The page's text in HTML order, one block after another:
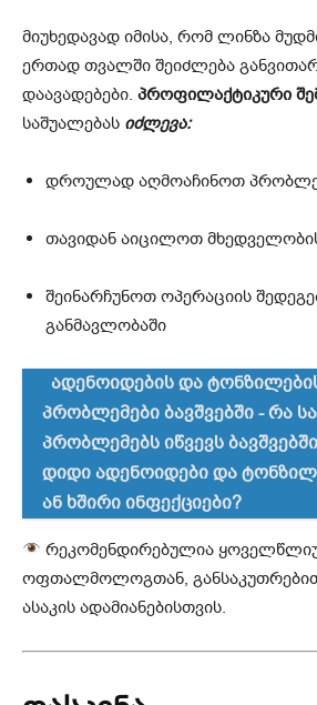
მიუხედავად იმისა, რომ ლინზა
ერთად თვალში შეიძლება
დაავადებები. პროფილაქტიკური
საშუალებას იძლევა:
დროულად აღმოაჩინოთ
თავიდან აიცილოთ
შეინარჩუნოთ ოპერაციის
განმავლობაში
ადენოიდების და
პრობლემები ბავშვებში - რა
პრობლემებს იწვევს ბავშვებში
დიდი ადენოიდები და
ან ხშირი ინფექციები?
რეკომენდირებულია
ოფთალმოლოგთან,
ასაკის ადამიანებისთვის.